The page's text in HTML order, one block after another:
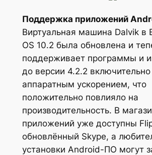
Поддержка приложений
Виртуальная машина Dalvik в
OS 10.2 была обновлена и
поддерживает программы и
до версии 4.2.2 включительно
аппаратным ускорением, что
положительно повлияло на
производительность. В
приложений уже доступны
обновлённый Skype, а
установки Android-ПО могут